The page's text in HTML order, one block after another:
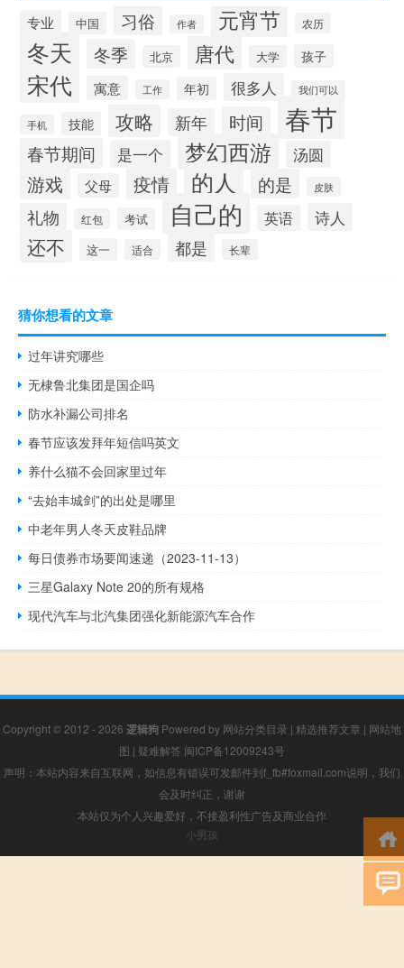
专业 中国 习俗 作者 元宵节 农历
冬天 冬季 北京 唐代 大学 孩子
宋代 寓意 工作 年初 很多人 我们可以
手机 技能 攻略 新年 时间 春节
春节期间 是一个 梦幻西游 汤圆
游戏 父母 疫情 的人 的是 皮肤
礼物 红包 考试 自己的 英语 诗人
还不 这一 适合 都是 长辈
猜你想看的文章
过年讲究哪些
无棣鲁北集团是国企吗
防水补漏公司排名
春节应该发拜年短信吗英文
养什么猫不会回家里过年
“去始丰城剑”的出处是哪里
中老年男人冬天皮鞋品牌
每日债券市场要闻速递（2023-11-13）
三星Galaxy Note 20的所有规格
现代汽车与北汽集团强化新能源汽车合作
Copyright © 2012 - 2026 逻辑狗 Powered by 网站分类目录 | 精选推荐文章 | 网站地
图 | 疑难解答 闽ICP备12009243号
声明：本站内容来自互联网，如信息有错误可发邮件到f_fb#foxmail.com说明，我们
会及时纠正，谢谢
本站仅为个人兴趣爱好，不接盈利性广告及商业合作
小男孩